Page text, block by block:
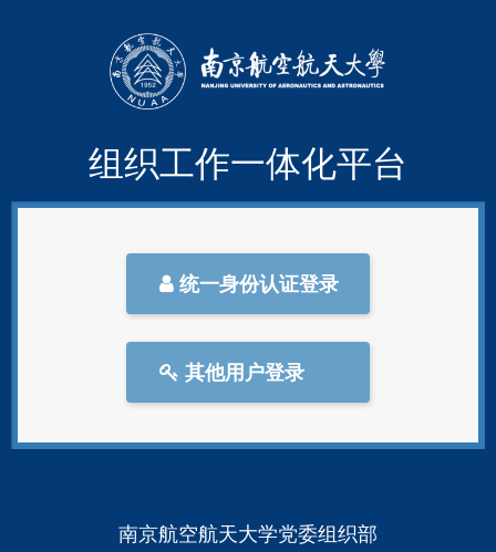
组织工作一体化平台
统一身份认证登录
其他用户登录
南京航空航天大学党委组织部